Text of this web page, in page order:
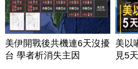
美伊開戰後共機連6天沒擾
台 學者析消失主因
美以
見5